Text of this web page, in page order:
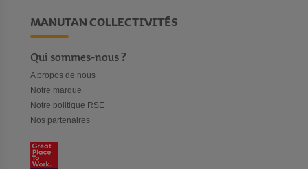
MANUTAN COLLECTIVITÉS
Qui sommes-nous ?
A propos de nous
Notre marque
Notre politique RSE
Nos partenaires